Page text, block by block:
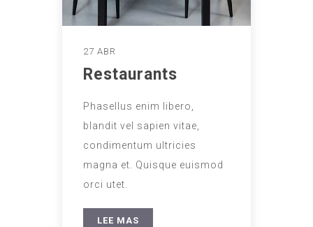
27 ABR
Restaurants
Phasellus enim libero,
blandit vel sapien vitae,
condimentum ultricies
magna et. Quisque euismod
orci utet.
LEE MAS